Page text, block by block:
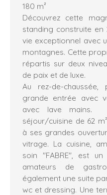
180 m²
Découvrez cette
standing construite
vie exceptionnel avec
montagnes. Cette
répartis sur deux
de paix et de luxe.
Au rez-de-
grande entrée avec
avec lave mains.
séjour/cuisine de 62
à ses grandes
vitrage. La cuisine,
soin "FABRE", est
amateurs de
également une suite
wc et dressing. Une